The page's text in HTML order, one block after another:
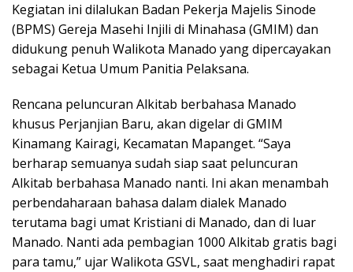
Kegiatan ini dilalukan Badan Pekerja Majelis Sinode
(BPMS) Gereja Masehi Injili di Minahasa (GMIM) dan
didukung penuh Walikota Manado yang dipercayakan
sebagai Ketua Umum Panitia Pelaksana.
Rencana peluncuran Alkitab berbahasa Manado
khusus Perjanjian Baru, akan digelar di GMIM
Kinamang Kairagi, Kecamatan Mapanget. “Saya
berharap semuanya sudah siap saat peluncuran
Alkitab berbahasa Manado nanti. Ini akan menambah
perbendaharaan bahasa dalam dialek Manado
terutama bagi umat Kristiani di Manado, dan di luar
Manado. Nanti ada pembagian 1000 Alkitab gratis bagi
para tamu,” ujar Walikota GSVL, saat menghadiri rapat